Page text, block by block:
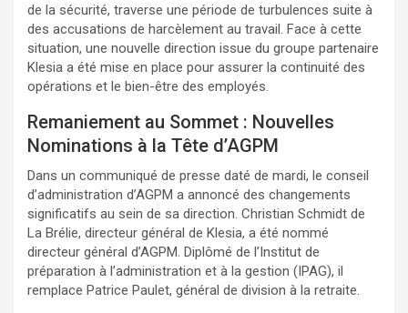
de la sécurité, traverse une période de turbulences suite à
des accusations de harcèlement au travail. Face à cette
situation, une nouvelle direction issue du groupe partenaire
Klesia a été mise en place pour assurer la continuité des
opérations et le bien-être des employés.
Remaniement au Sommet : Nouvelles
Nominations à la Tête d’AGPM
Dans un communiqué de presse daté de mardi, le conseil
d’administration d’AGPM a annoncé des changements
significatifs au sein de sa direction. Christian Schmidt de
La Brélie, directeur général de Klesia, a été nommé
directeur général d’AGPM. Diplômé de l’Institut de
préparation à l’administration et à la gestion (IPAG), il
remplace Patrice Paulet, général de division à la retraite.